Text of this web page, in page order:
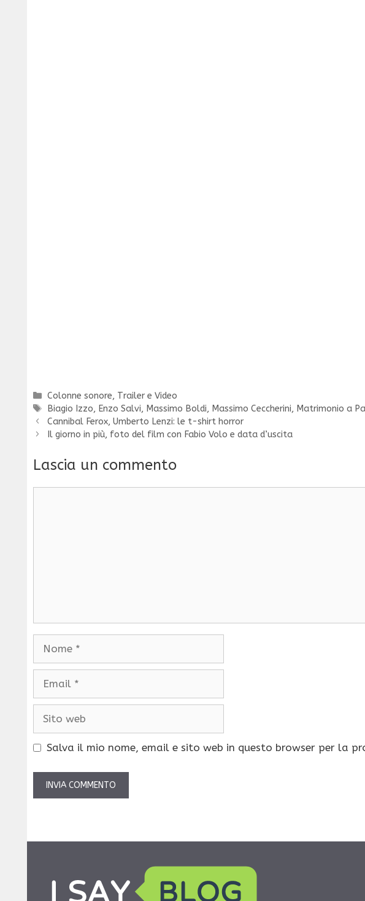
Categorie
Colonne sonore, Trailer e Video
Tag
Biagio Izzo, Enzo Salvi, Massimo Boldi, Massimo Ceccherini, Matrimonio a
Cannibal Ferox, Umberto Lenzi: le t-shirt horror
Il giorno in più, foto del film con Fabio Volo e data d’uscita
Lascia un commento
Nome
Email
Sito
Salva il mio nome, email e sito web in questo browser per la